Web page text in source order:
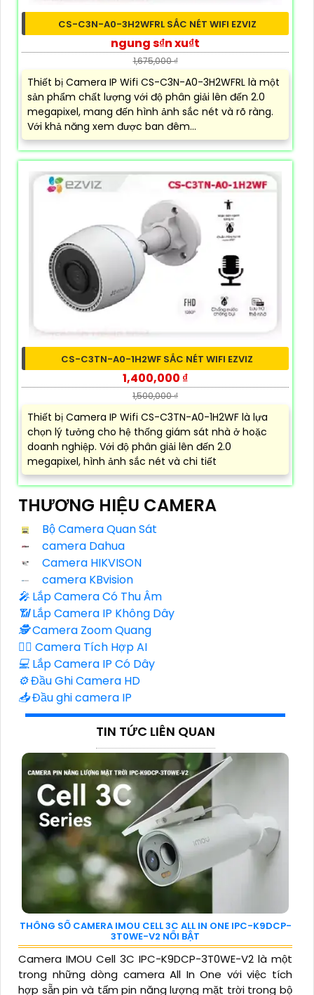
CS-C3N-A0-3H2WFRL SẮC NÉT WIFI EZVIZ
ngung s₫n xu₫t
1,675,000 ₫
Thiết bị Camera IP Wifi CS-C3N-A0-3H2WFRL là một
sản phẩm chất lượng với độ phân giải lên đến 2.0
megapixel, mang đến hình ảnh sắc nét và rõ ràng.
Với khả năng xem được ban đêm...
CS-C3TN-A0-1H2WF SẮC NÉT WIFI EZVIZ
1,400,000 ₫
1,500,000 ₫
Thiết bị Camera IP Wifi CS-C3TN-A0-1H2WF là lựa
chọn lý tưởng cho hệ thống giám sát nhà ở hoặc
doanh nghiệp. Với độ phân giải lên đến 2.0
megapixel, hình ảnh sắc nét và chi tiết
THƯƠNG HIỆU CAMERA
Bộ Camera Quan Sát
camera Dahua
Camera HIKVISON
camera KBvision
️🎤️ Lắp Camera Có Thu Âm
📶Lắp Camera IP Không Dây
🕵️Camera Zoom Quang
🧛‍♀️ Camera Tích Hợp AI
💻 Lắp Camera IP Có Dây
⚙️Đầu Ghi Camera HD
📥Đầu ghi camera IP
TIN TỨC LIÊN QUAN
THÔNG SỐ CAMERA IMOU CELL 3C ALL IN ONE IPC-K9DCP-
3T0WE-V2 NỔI BẬT
Camera IMOU Cell 3C IPC-K9DCP-3T0WE-V2 là một
trong những dòng camera All In One với việc tích
hợp sẵn pin và tấm pin năng lượng mặt trời trong bộ